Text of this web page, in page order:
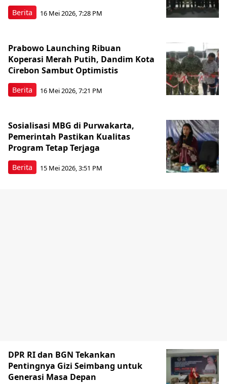
Berita 16 Mei 2026, 7:28 PM
Berita
Prabowo Launching Ribuan
Koperasi Merah Putih, Dandim Kota
Cirebon Sambut Optimistis
16 Mei 2026, 7:21 PM
Berita
Sosialisasi MBG di Purwakarta,
Pemerintah Pastikan Kualitas
Program Tetap Terjaga
15 Mei 2026, 3:51 PM
DPR RI dan BGN Tekankan
Pentingnya Gizi Seimbang untuk
Generasi Masa Depan